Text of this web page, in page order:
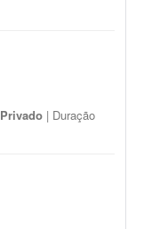
Privado | Duração